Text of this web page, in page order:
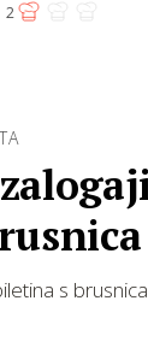
2
s